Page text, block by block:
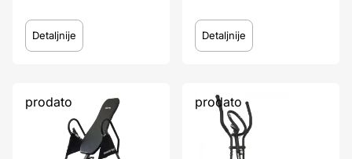
Detaljnije Detaljnije
prodato prodato